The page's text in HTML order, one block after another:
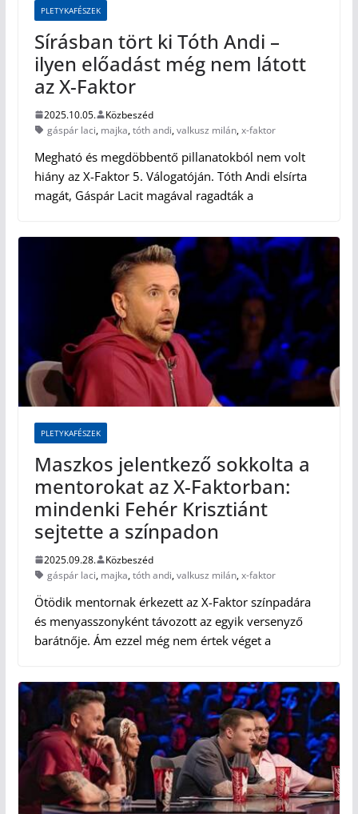
PLETYKAFÉSZEK
Sírásban tört ki Tóth Andi –
ilyen előadást még nem látott
az X-Faktor
2025.10.05.
Közbeszéd
gáspár laci, majka,tóth andi,valkusz milán,x-faktor
Megható és megdöbbentő pillanatokból nem volt
hiány az X-Faktor 5. Válogatóján. Tóth Andi elsírta
magát, Gáspár Lacit magával ragadták a
PLETYKAFÉSZEK
Maszkos jelentkező sokkolta a
mentorokat az X-Faktorban:
mindenki Fehér Krisztiánt
sejtette a színpadon
2025.09.28.
Közbeszéd
gáspár laci, majka,tóth andi,valkusz milán,x-faktor
Ötödik mentornak érkezett az X-Faktor színpadára
és menyasszonyként távozott az egyik versenyző
barátnője. Ám ezzel még nem értek véget a